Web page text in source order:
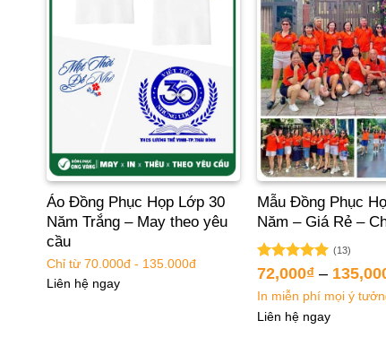
Mẫu Đồng Phục
Năm – Giá Rẻ –
Được xếp
hạng
5 sao
(13)
72,000₫ –
In miễn phí mọi ý
Liên hệ ngay
Áo Đồng Phục Họp Lớp 30
Năm Trắng – May theo yêu
cầu
Chỉ từ 70.000đ - 135.000đ
Liên hệ ngay